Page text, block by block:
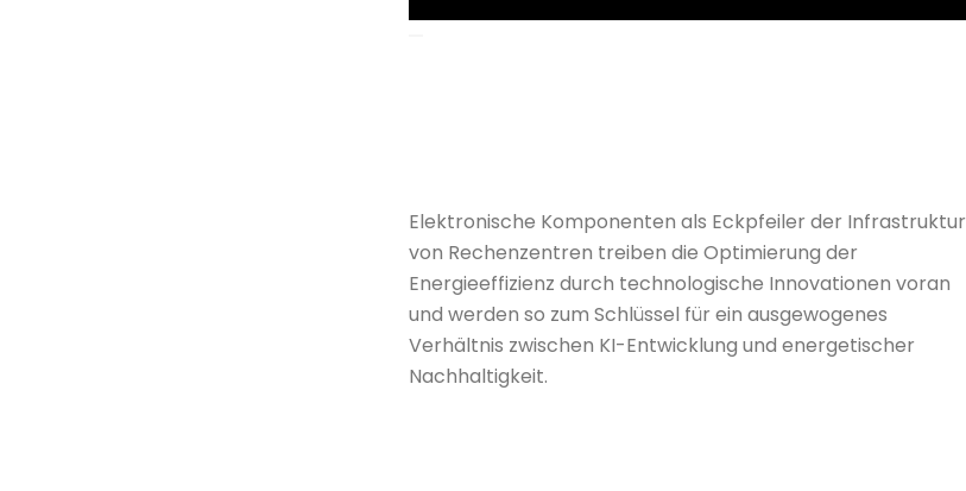
Elektronische Komponenten als Eckpfeiler der Infrastruktur
von Rechenzentren treiben die Optimierung der
Energieeffizienz durch technologische Innovationen voran
und werden so zum Schlüssel für ein ausgewogenes
Verhältnis zwischen KI-Entwicklung und energetischer
Nachhaltigkeit.